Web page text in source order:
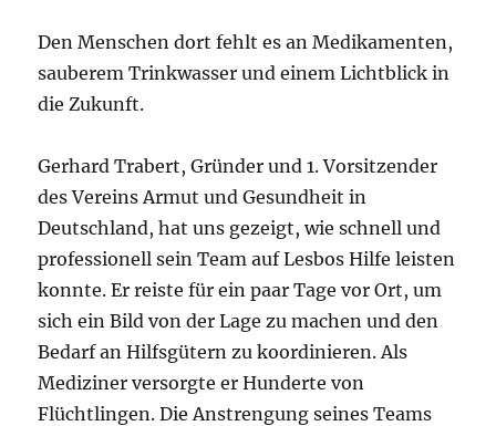
Den Menschen dort fehlt es an Medikamenten,
sauberem Trinkwasser und einem Lichtblick in
die Zukunft.
Gerhard Trabert, Gründer und 1. Vorsitzender
des Vereins Armut und Gesundheit in
Deutschland, hat uns gezeigt, wie schnell und
professionell sein Team auf Lesbos Hilfe leisten
konnte. Er reiste für ein paar Tage vor Ort, um
sich ein Bild von der Lage zu machen und den
Bedarf an Hilfsgütern zu koordinieren. Als
Mediziner versorgte er Hunderte von
Flüchtlingen. Die Anstrengung seines Teams